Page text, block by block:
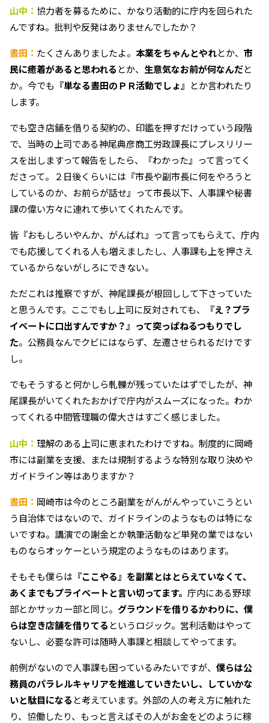
山中： 協力者を募るために、かなり活動的に庁内を回られた
んですね。批判や反発はありませんでしたか？
晝田： たくさんありましたよ。 本業をちゃんとやれとか、市
民に癒着があると思われる とか、 生意気なお前が何なんだと
か。今でも 『単なる晝田のＰＲ活動でしょ』 とか言われたり
します。
でも空き店舗を借りる契約の、印鑑を押すだけっていう段階
で、当時の上司である神尾典彦商工労政課長にプレスリリー
スを出しますって報告をしたら、『わかった』って言ってく
ださって。２日後くらいには『市長や副市長に何をやろうと
しているのか、お前らが話せ』って市長以下、人事課や秘書
課の偉い方々に連れて歩いてくれたんです。
皆『おもしろいやんか、がんばれ』って言ってもらえて、庁内
でも応援してくれる人も増えましたし、人事課も上を押さえ
ているからないがしろにできない。
ただこれは推察ですが、神尾課長が根回しして下さっていた
と思うんです。ここでもし上司に反対されても、
『え？プラ
イベートに口出すんですか？』って突っぱねるつもりでし
た。公務員なんでクビにはならず、左遷させられるだけです
し。
でもそうすると何かしら軋轢が残っていたはずでしたが、神
尾課長がいてくれたおかげで庁内がスムーズになった。わか
ってくれる中間管理職の偉大さはすごく感じました。
山中： 理解のある上司に恵まれたわけですね。制度的に岡崎
市には副業を支援、または規制するような特別な取り決めや
ガイドライン等はありますか？
晝田： 岡崎市は今のところ副業をがんがんやっていこうとい
う自治体ではないので、ガイドラインのようなものは特にな
いですね。講演での謝金とか執筆活動など単発の業ではない
ものならオッケーという規定のようなものはあります。
そもそも僕らは 『ここやる』を副業とはとらえていなくて、
あくまでもプライベートと言い切ってます。 庁内にある野球
部とかサッカー部と同じ。グラウンドを借りるかわりに、僕
らは空き店舗を借りてる というロジック。営利活動はやって
ないし、必要な許可は随時人事課と相談してやってます。
前例がないので人事課も困っているみたいですが、僕らは公
務員のパラレルキャリアを推進していきたいし、していかな
いと駄目になる と考えています。外部の人の考え方に触れた
り、協働したり、もっと言えばその人がお金をどのように稼